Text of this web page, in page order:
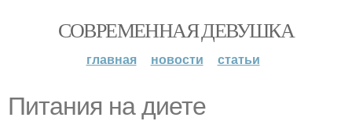
СОВРЕМЕННАЯ ДЕВУШКА
главная новости статьи
Питания на диете